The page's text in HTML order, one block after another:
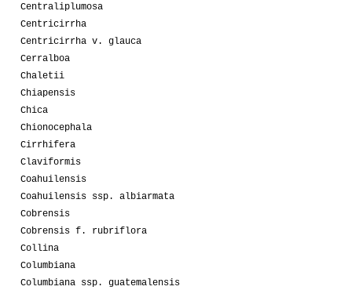
Centraliplumosa
Centricirrha
Centricirrha v. glauca
Cerralboa
Chaletii
Chiapensis
Chica
Chionocephala
Cirrhifera
Claviformis
Coahuilensis
Coahuilensis ssp. albiarmata
Cobrensis
Cobrensis f. rubriflora
Collina
Columbiana
Columbiana ssp. guatemalensis